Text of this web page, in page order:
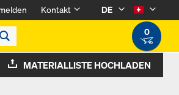
Kontakt
DE
0
MATERIALLISTE HOCHLADEN